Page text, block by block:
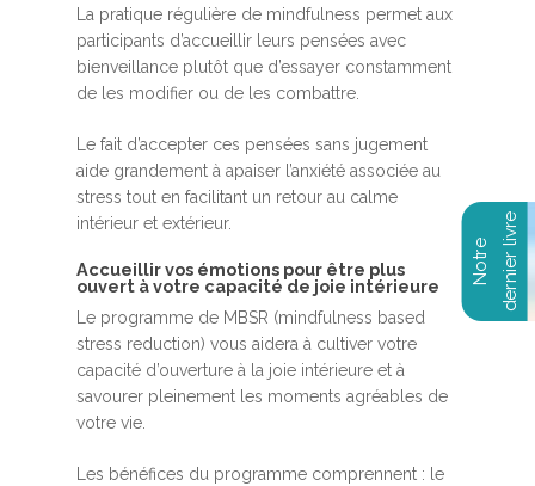
La pratique régulière de mindfulness permet aux
participants d’accueillir leurs pensées avec
bienveillance plutôt que d’essayer constamment
de les modifier ou de les combattre.
Le fait d’accepter ces pensées sans jugement
aide grandement à apaiser l’anxiété associée au
stress tout en facilitant un retour au calme
intérieur et extérieur.
Accueillir vos émotions pour être plus
ouvert à votre capacité de joie intérieure
Le programme de MBSR (mindfulness based
stress reduction) vous aidera à cultiver votre
capacité d’ouverture à la joie intérieure et à
savourer pleinement les moments agréables de
votre vie.
Les bénéfices du programme comprennent : le